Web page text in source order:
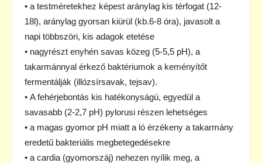
• a testméretekhez képest aránylag kis térfogat (12-
18l), aránylag gyorsan kiürül (kb.6-8 óra), javasolt a
napi többszöri, kis adagok etetése
• nagyrészt enyhén savas közeg (5-5,5 pH), a
takarmánnyal érkező baktériumok a keményítőt
fermentálják (illózsírsavak, tejsav).
• A fehérjebontás kis hatékonyságú, egyedül a
savasabb (2-2,7 pH) pylorusi részen lehetséges
• a magas gyomor pH miatt a ló érzékeny a takarmány
eredetű bakteriális megbetegedésekre
• a cardia (gyomorszáj) nehezen nyílik meg, a